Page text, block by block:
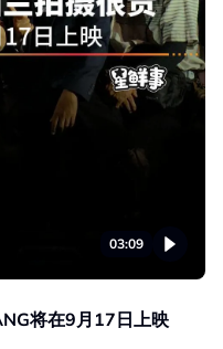
03:09
将在9月17日上映